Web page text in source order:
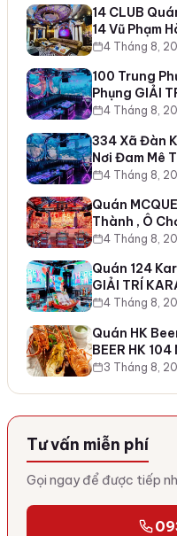
14 CLUB
14 Vũ Phạm
4 Tháng 8,
100 Trung
Phụng GIẢI
4 Tháng 8,
334 Xã Đàn
Nơi Đam Mê
4 Tháng 8,
Quán
Thành , Ô
4 Tháng 8,
Quán 124
GIẢI TRÍ
4 Tháng 8,
Quán HK
BEER HK
3 Tháng 8,
Tư vấn miễn phí
Gọi ngay để được tiếp